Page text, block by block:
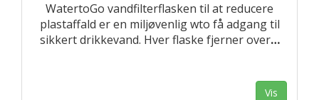
WatertoGo vandfilterflasken til at reducere
plastaffald er en miljøvenlig wto få adgang til
sikkert drikkevand. Hver flaske fjerner over…
Vis